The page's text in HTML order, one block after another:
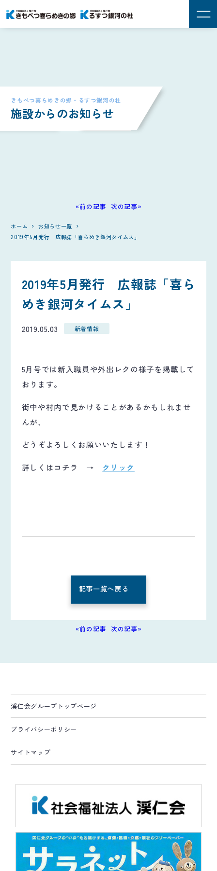
きもべつ喜らめきの郷・るすつ銀河の杜
施設からのお知らせ
«前の記事 次の記事»
ホーム
お知らせ一覧
2019年5月発行 広報誌「喜らめき銀河タイムス」
2019年5月発行 広報誌「喜ら
めき銀河タイムス」
2019.05.03 新着情報
5月号では新入職員や外出レクの様子を掲載して
おります。
街中や村内で見かけることがあるかもしれませ
んが、
どうぞよろしくお願いいたします！
詳しくはコチラ → クリック
記事一覧へ戻る
«前の記事 次の記事»
渓仁会グループトップページ
プライバシーポリシー
サイトマップ